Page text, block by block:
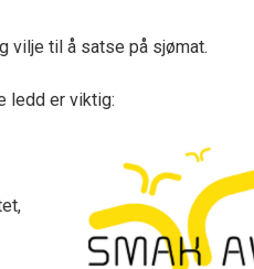
vilje til å satse på sjømat.
ledd er viktig: